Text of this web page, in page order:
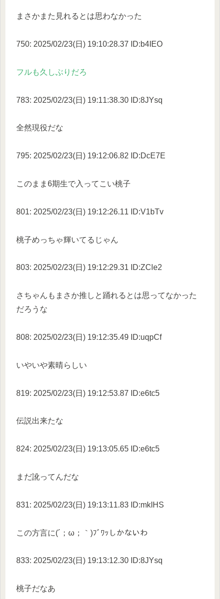
まさかまた見れるとは思わなかった
750: 2025/02/23(日) 19:10:28.37 ID:b4IEO
フルも久しぶりだろ
783: 2025/02/23(日) 19:11:38.30 ID:8JYsq
全然現役だな
795: 2025/02/23(日) 19:12:06.82 ID:DcE7E
このまま6期生で入ってこい桃子
801: 2025/02/23(日) 19:12:26.11 ID:V1bTv
桃子めっちゃ輝いてるじゃん
803: 2025/02/23(日) 19:12:29.31 ID:ZCle2
さちゃんもまさか推しと踊れるとは思ってなかった
だろうな
808: 2025/02/23(日) 19:12:35.49 ID:uqpCf
いやいや素晴らしい
819: 2025/02/23(日) 19:12:53.87 ID:e6tc5
伝説出来たな
824: 2025/02/23(日) 19:13:05.65 ID:e6tc5
まだ訛ってんだな
831: 2025/02/23(日) 19:13:11.83 ID:mkIHS
この方言に(´；ω；｀)ﾌﾞﾜｯしかないわ
833: 2025/02/23(日) 19:13:12.30 ID:8JYsq
桃子だなあ